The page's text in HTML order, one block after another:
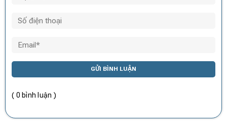
GỬI BÌNH LUẬN
( 0 bình luận )